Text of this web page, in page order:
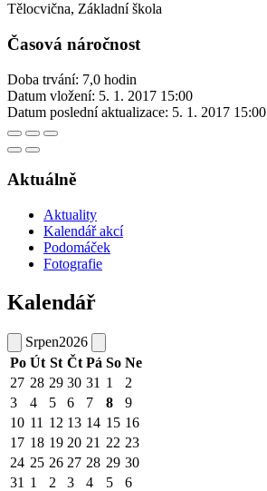
Tělocvična, Základní škola
Časová náročnost
Doba trvání: 7,0 hodin
Datum vložení: 5. 1. 2017 15:00
Datum poslední aktualizace: 5. 1. 2017 15:00
Aktuálně
Aktuality
Kalendář akcí
Podomáček
Fotografie
Kalendář
Srpen2026
Po Út St Čt Pá So Ne
27 28 29 30 31 1
2
3
4 5 6 7 8
9
10 11 12 13 14 15 16
17 18 19 20 21 22 23
24 25 26 27 28 29 30
31 1 2 3 4 5 6